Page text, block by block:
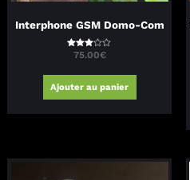
Interphone GSM Domo-Com
Note
75.00€
Ajouter au panier